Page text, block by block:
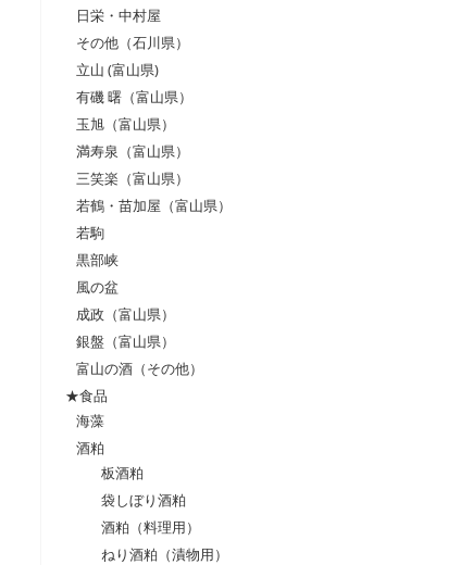
日栄・中村屋
その他（石川県）
立山 (富山県)
有磯 曙（富山県）
玉旭（富山県）
満寿泉（富山県）
三笑楽（富山県）
若鶴・苗加屋（富山県）
若駒
黒部峡
風の盆
成政（富山県）
銀盤（富山県）
富山の酒（その他）
★食品
海藻
酒粕
板酒粕
袋しぼり酒粕
酒粕（料理用）
ねり酒粕（漬物用）